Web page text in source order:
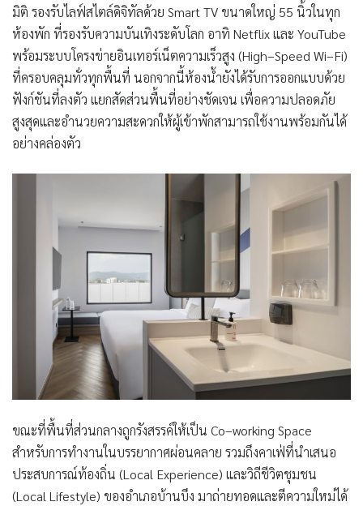
มิติ รองรับไลฟ์สไตล์ดิจิทัลด้วย Smart TV ขนาดใหญ่ 55 นิ้วในทุก
ห้องพัก ที่รองรับความบันเทิงระดับโลก อาทิ Netflixและ YouTube
พร้อมระบบโครงข่ายอินเทอร์เน็ตความเร็วสูง (High–Speed Wi–Fi)
ที่ครอบคลุมทั่วทุกพื้นที่ นอกจากนี้ห้องน้ำยังได้รับการออกแบบด้วย
ฟังก์ชันที่ลงตัว แยกสัดส่วนพื้นที่อย่างชัดเจน เพื่อความปลอดภัย
สูงสุดและอำนวยความสะดวกให้ผู้เข้าพักสามารถใช้งานพร้อมกันได้
อย่างคล่องตัว
ขณะที่พื้นที่ส่วนกลางถูกรังสรรค์ให้เป็น Co–working Space
สำหรับการทำงานในบรรยากาศผ่อนคลาย รวมถึงคาเฟ่ที่นำเสนอ
ประสบการณ์ท้องถิ่น (Local Experience) และวิถีชีวิตชุมชน
(Local Lifestyle) ของอำเภอบ้านบึง มาถ่ายทอดและตีความใหม่ได้